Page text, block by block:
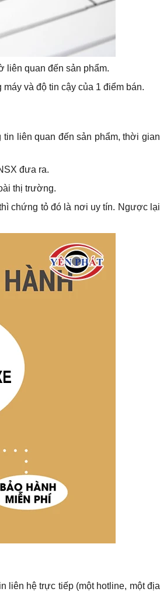
liên quan đến sản phẩm.
và độ tin cậy của 1 điểm bán.
liên quan đến sản phẩm, thời gian
đưa ra.
thị trường.
chứng tỏ đó là nơi uy tín. Ngược lại
liên hệ trực tiếp (một hotline, một địa